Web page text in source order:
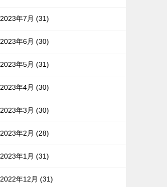
2023年7月 (31)
2023年6月 (30)
2023年5月 (31)
2023年4月 (30)
2023年3月 (30)
2023年2月 (28)
2023年1月 (31)
2022年12月 (31)